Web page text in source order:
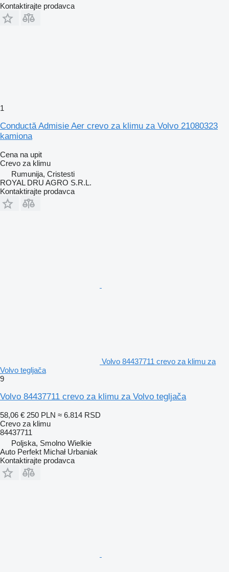
Kontaktirajte prodavca
1
Conductă Admisie Aer crevo za klimu za Volvo 21080323
kamiona
Cena na upit
Crevo za klimu
Rumunija, Cristesti
ROYAL DRU AGRO S.R.L.
Kontaktirajte prodavca
Volvo 84437711 crevo za klimu za
Volvo tegljača
9
Volvo 84437711 crevo za klimu za Volvo tegljača
58,06 € 250 PLN ≈ 6.814 RSD
Crevo za klimu
84437711
Poljska, Smolno Wielkie
Auto Perfekt Michał Urbaniak
Kontaktirajte prodavca